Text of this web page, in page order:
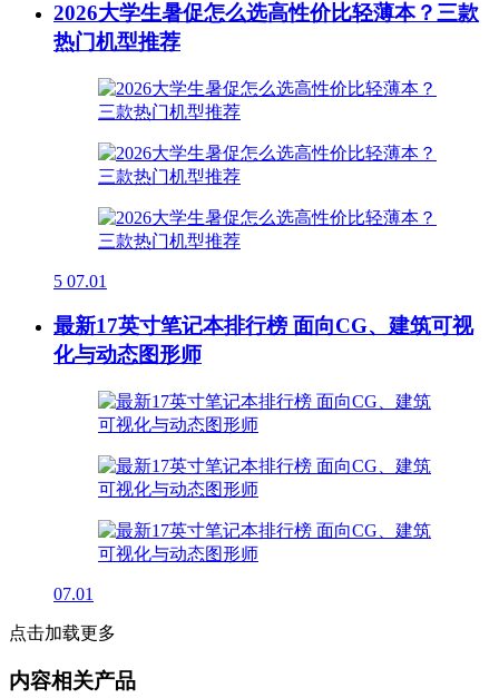
2026大学生暑促怎么选高性价比轻薄本？三款
热门机型推荐
5 07.01
最新17英寸笔记本排行榜 面向CG、建筑可视
化与动态图形师
07.01
点击加载更多
内容相关产品